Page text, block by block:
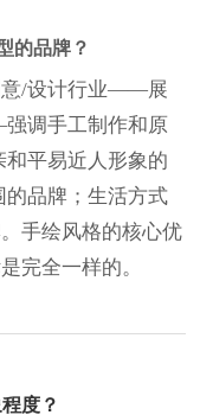
的品牌？
意/设计行业——展
调手工制作和原
平易近人形象的
品牌；生活方式
手绘风格的核心优
完全一样的。
度？